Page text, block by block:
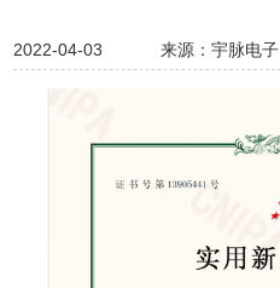
2022-04-03 来源：宇脉电子